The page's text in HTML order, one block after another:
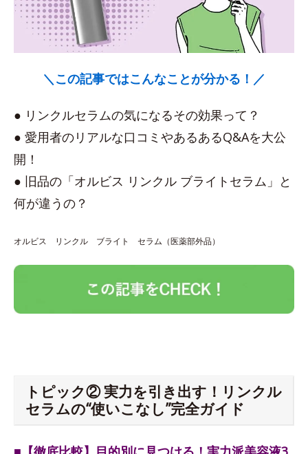
＼この記事ではこんなことが分かる！／
● リンクルセラムの気になるその効果って？
● 愛用者のリアルな口コミやあるあるQ&Aを大公
開！
● 旧品の「オルビス リンクル ブライトセラム」と
何が違うの？
オルビス リンクル ブライト セラム（医薬部外品）
トピック② 実力を引き出す！リンクル
セラムの“使いこなし”完全ガイド